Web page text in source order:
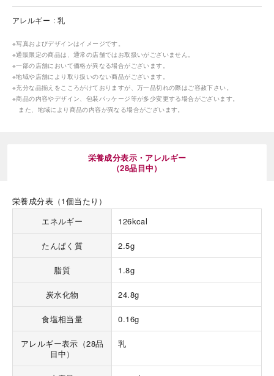
アレルギー 乳
※写真およびデザインはイメージです。
※通販限定の商品は、通常の店舗ではお取扱いがございません。
※一部の店舗において価格が異なる場合がございます。
※地域や店舗により取り扱いのない商品がございます。
※充分な品揃えをこころがけておりますが、万一品切れの際はご容赦下さい。
※商品の内容やデザイン、包装パッケージ等が多少変更する場合がございます。
また、地域により商品の内容が異なる場合がございます。
栄養成分表示・アレルギー
（28品目中）
栄養成分表（1個当たり）
エネルギー
126kcal
たんぱく質 2.5g
脂質 1.8g
炭水化物 24.8g
食塩相当量 0.16g
アレルギー表示（28品
目中）
乳
つ時」という意味を込
れる、こだわりのスイー
い。
Indonesia
Malaysia
Hong Kong
UAE